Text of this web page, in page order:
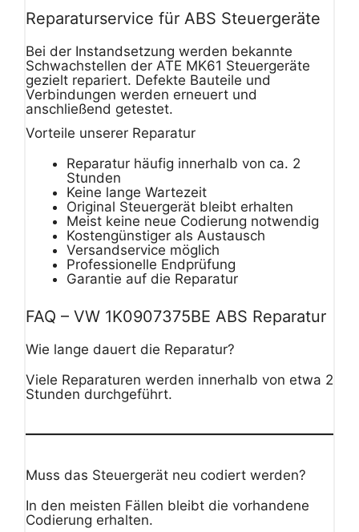
Reparaturservice für ABS Steuergeräte
Bei der Instandsetzung werden bekannte
Schwachstellen der ATE MK61 Steuergeräte
gezielt repariert. Defekte Bauteile und
Verbindungen werden erneuert und
anschließend getestet.
Vorteile unserer Reparatur
Reparatur häufig innerhalb von ca. 2
Stunden
Keine lange Wartezeit
Original Steuergerät bleibt erhalten
Meist keine neue Codierung notwendig
Kostengünstiger als Austausch
Versandservice möglich
Professionelle Endprüfung
Garantie auf die Reparatur
FAQ – VW 1K0907375BE ABS Reparatur
Wie lange dauert die Reparatur?
Viele Reparaturen werden innerhalb von etwa 2
Stunden durchgeführt.
Muss das Steuergerät neu codiert werden?
In den meisten Fällen bleibt die vorhandene
Codierung erhalten.